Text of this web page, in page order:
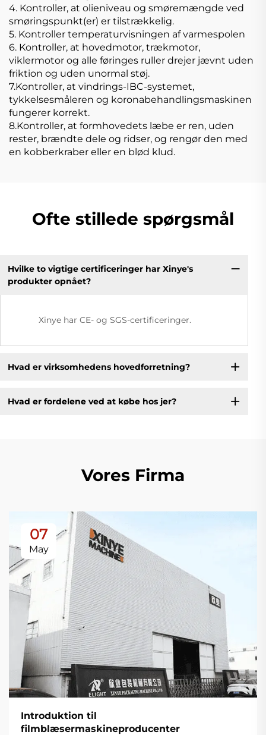
4. Kontroller, at olieniveau og smøremængde ved
smøringspunkt(er) er tilstrækkelig.
5. Kontroller temperaturvisningen af varmespolen
6. Kontroller, at hovedmotor, trækmotor,
viklermotor og alle føringes ruller drejer jævnt uden
friktion og uden unormal støj.
7.Kontroller, at vindrings-IBC-systemet,
tykkelsesmåleren og koronabehandlingsmaskinen
fungerer korrekt.
8.Kontroller, at formhovedets læbe er ren, uden
rester, brændte dele og ridser, og rengør den med
en kobberkraber eller en blød klud.
Ofte stillede spørgsmål
Hvilke to vigtige certificeringer har Xinye's
produkter opnået?
Xinye har CE- og SGS-certificeringer.
Hvad er virksomhedens hovedforretning?
Hvad er fordelene ved at købe hos jer?
Vores Firma
07
May
Introduktion til
filmblæsermaskineproducenter